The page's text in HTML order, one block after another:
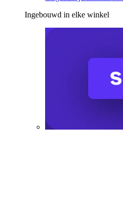
Ingebouwd in elke winkel